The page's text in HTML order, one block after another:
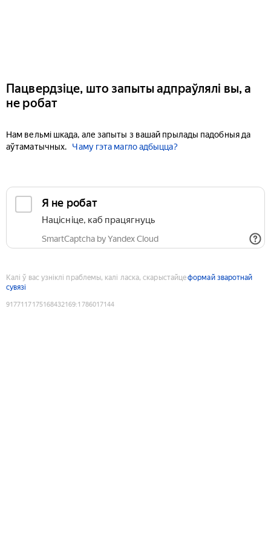
Пацвердзіце, што запыты адпраўлялі вы, а
не робат
Нам вельмі шкада, але запыты з вашай прылады падобныя да
аўтаматычных.
Чаму гэта магло адбыцца?
Я не робат
Націсніце, каб працягнуць
SmartCaptcha by Yandex Cloud
Калі ў вас узніклі праблемы, калі ласка, скарыстайцеформай зваротнай
сувязі
9177117175168432169:1786017144